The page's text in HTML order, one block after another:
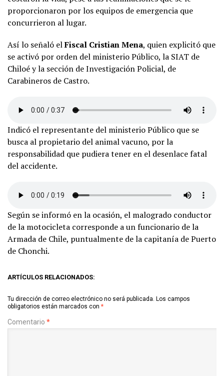
proporcionaron por los equipos de emergencia que
concurrieron al lugar.
Así lo señaló elFiscal Cristian Mena, quien explicitó que
se activó por orden del ministerio Público, la SIAT de
Chiloé y la sección de Investigación Policial, de
Carabineros de Castro.
Indicó el representante del ministerio Público que se
busca al propietario del animal vacuno, por la
responsabilidad que pudiera tener en el desenlace fatal
del accidente.
Según se informó en la ocasión, el malogrado conductor
de la motocicleta corresponde a un funcionario de la
Armada de Chile, puntualmente de la capitanía de Puerto
de Chonchi.
ARTÍCULOS RELACIONADOS:
Tu dirección de correo electrónico no será publicada. Los campos
obligatorios están marcados con *
Comentario *